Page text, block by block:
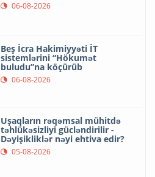
06-08-2026
Beş İcra Hakimiyyəti İT
sistemlərini “Hökumət
buludu”na köçürüb
06-08-2026
Uşaqların rəqəmsal mühitdə
təhlükəsizliyi gücləndirilir -
Dəyişikliklər nəyi ehtiva edir?
05-08-2026